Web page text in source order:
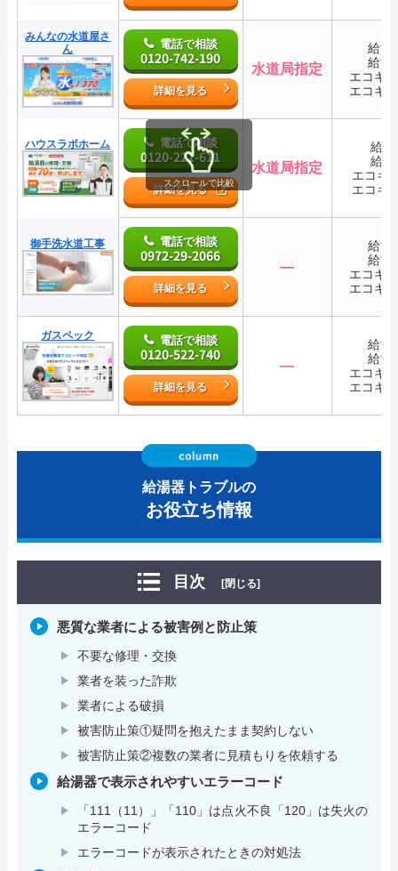
みんなの水道屋さ
ん
電話で相談
0120-742-190
詳細を見る
水道局指定
給湯
給湯
エコキ
エコキ
ハウスラボホーム 電話で相談
0120-221-611
詳細を見る
水道局指定
給
給
エコキ
エコキ
御手洗水道工事 電話で相談
0972-29-2066
詳細を見る
―
給湯
給湯
エコキ
エコキ
ガスペック 電話で相談
0120-522-740
詳細を見る
―
給湯
給湯
エコキ
エコキ
スクロールで比較
給湯器トラブルの
お役立ち情報
目次 [閉じる]
悪質な業者による被害例と防止策
不要な修理・交換
業者を装った詐欺
業者による破損
被害防止策①疑問を抱えたまま契約しない
被害防止策②複数の業者に見積もりを依頼する
給湯器で表示されやすいエラーコード
「111（11）」「110」は点火不良「120」は失火の
エラーコード
エラーコードが表示されたときの対処法